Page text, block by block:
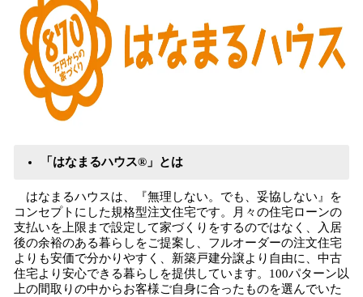
「はなまるハウス®」とは
はなまるハウスは、『無理しない。でも、妥協しない』を
コンセプトにした規格型注文住宅です。月々の住宅ローンの
支払いを上限まで設定して家づくりをするのではなく、入居
後の余裕のある暮らしをご提案し、フルオーダーの注文住宅
よりも安価で分かりやすく、新築戸建分譲より自由に、中古
住宅より安心できる暮らしを提供しています。100パターン以
上の間取りの中からお客様ご自身に合ったものを選んでいた